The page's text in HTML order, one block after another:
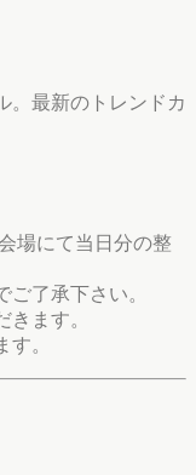
。最新のトレンドカ
場にて当日分の整
了承下さい。
ます。
。